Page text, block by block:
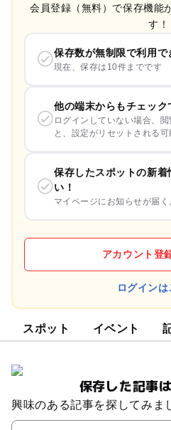
会員登録（無料）で保存機能
す！
保存数が無制限で利用で
現在、保存は10件までです
他の端末からもチェック
ログインしていない場合、
と、設定がリセットされる
保存したスポットの新
い！
マイページにお知らせが届
アカウント登
ログインは
スポット イベント
保存した記事
興味のある記事を探してみま